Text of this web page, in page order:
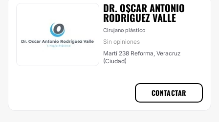
DR. OSCAR ANTONIO
RODRÍGUEZ VALLE
Cirujano plástico
Sin opiniones
Martí 238 Reforma, Veracruz
(Ciudad)
CONTACTAR